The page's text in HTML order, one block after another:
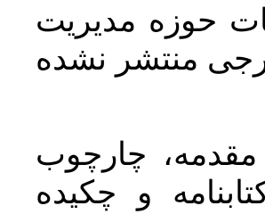
حوزه مديريت
منتشر نشده
مقدمه، چارچوب
و چکیده